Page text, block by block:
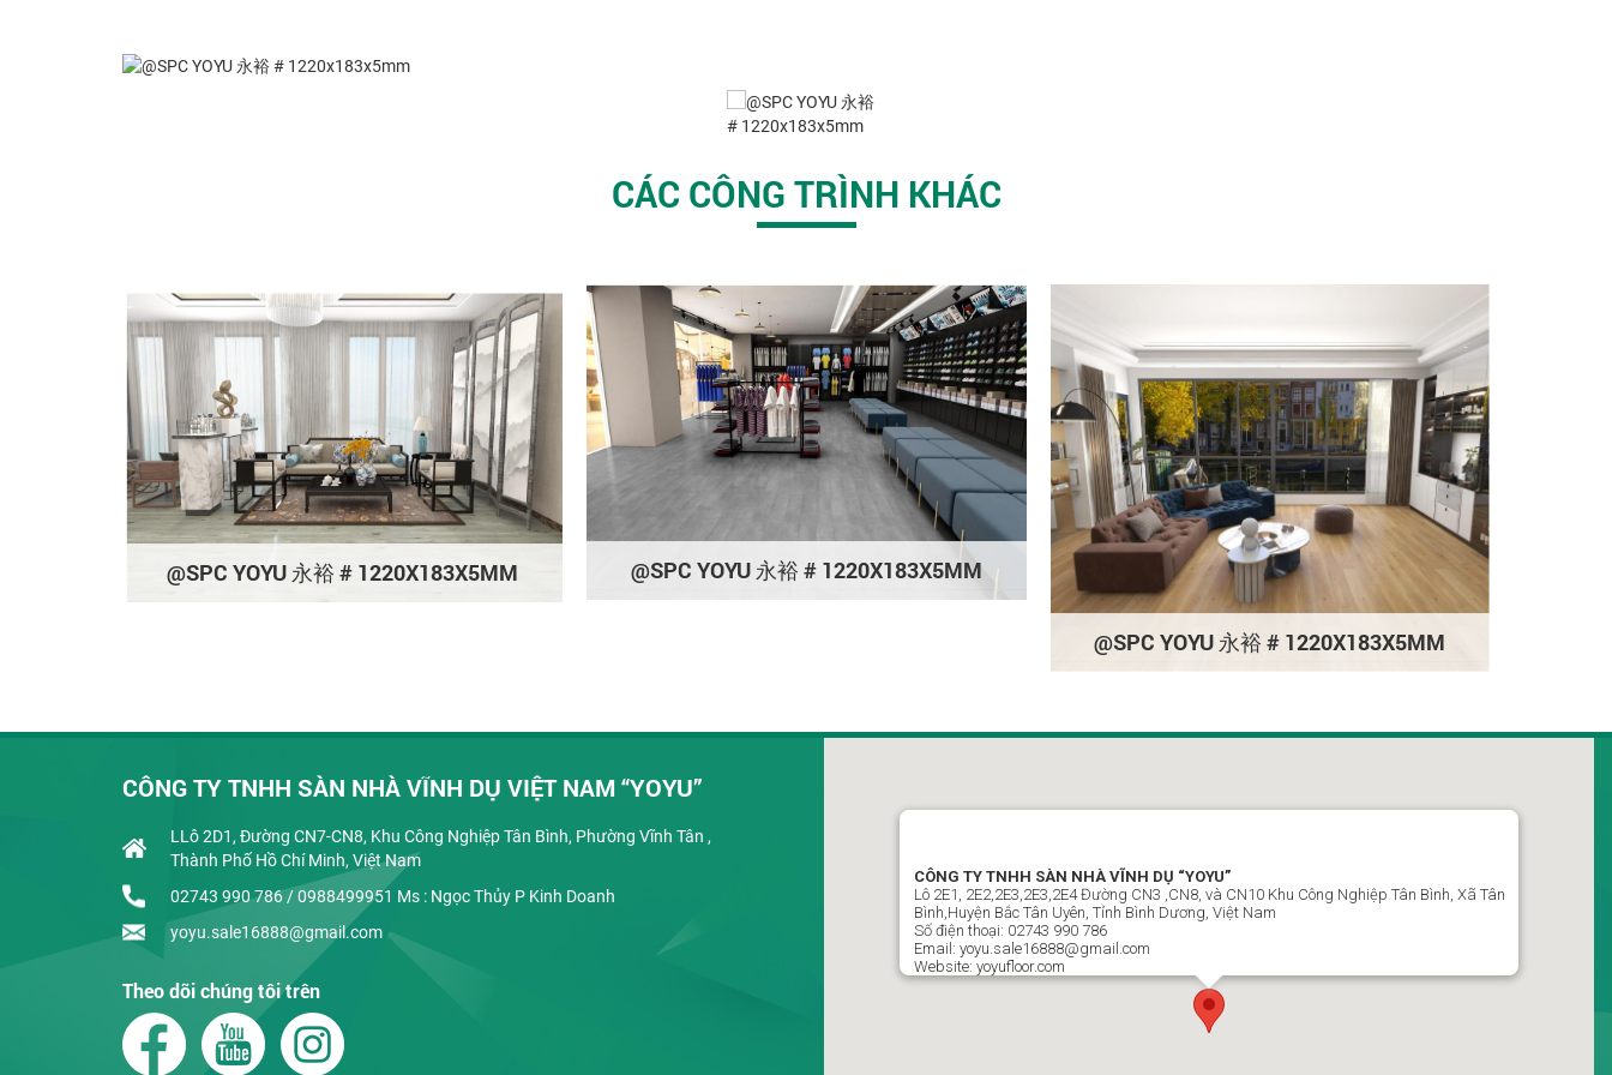
CÁC CÔNG TRÌNH KHÁC
@SPC YOYU 永裕 # 1220X183X5MM @SPC YOYU 永裕 # 1220X183X5MM
@SPC YOYU 永裕 # 1220X183X5MM
CÔNG TY TNHH SÀN NHÀ VĨNH DỤ VIỆT NAM “YOYU”
LLô 2D1, Đường CN7-CN8, Khu Công Nghiệp Tân Bình, Phường Vĩnh Tân ,
Thành Phố Hồ Chí Minh, Việt Nam
02743 990 786 / 0988499951 Ms : Ngọc Thủy P Kinh Doanh
yoyu.sale16888@gmail.com
Theo dõi chúng tôi trên
CÔNG TY TNHH SÀN NHÀ VĨNH DỤ “YOYU”
Lô 2E1, 2E2,2E3,2E3,2E4 Đường CN3 ,CN8, và CN10 Khu Công Nghiệp Tân Bình, Xã Tân
Bình,Huyện Bắc Tân Uyên, Tỉnh Bình Dương, Việt Nam
Số điện thoại: 02743 990 786
Email: yoyu.sale16888@gmail.com
Website: yoyufloor.com